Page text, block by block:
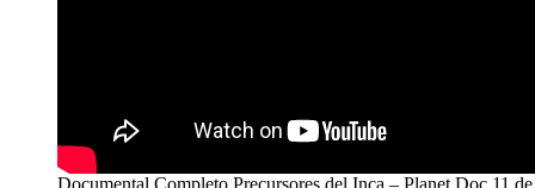
Documental Completo Precursores del Inca – Planet Doc 11